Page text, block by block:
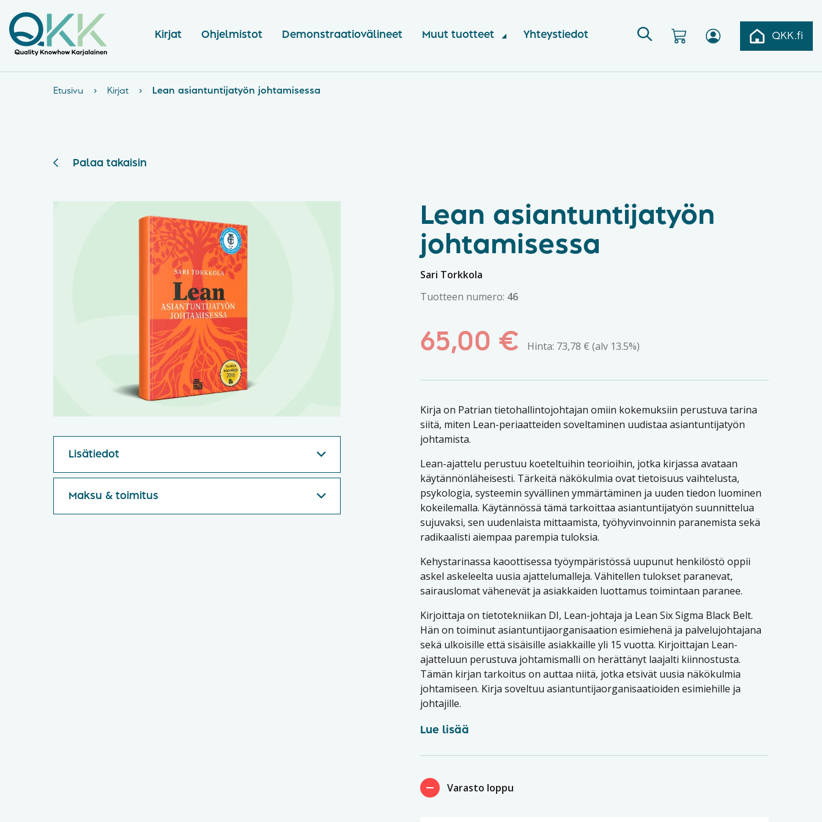
Kirjat Ohjelmistot Demonstraatiovälineet Muut tuotteet Yhteystiedot QKK.fi
Etusivu › Kirjat › Lean asiantuntijatyön johtamisessa
Palaa takaisin
Lisätiedot
Maksu & toimitus
Lean asiantuntijatyön
johtamisessa
Sari Torkkola
Tuotteen numero: 46
65,00 € Hinta: 73,78 € (alv 13.5%)
Kirja on Patrian tietohallintojohtajan omiin kokemuksiin perustuva tarina
siitä, miten Lean-periaatteiden soveltaminen uudistaa asiantuntijatyön
johtamista.
Lean-ajattelu perustuu koeteltuihin teorioihin, jotka kirjassa avataan
käytännönläheisesti. Tärkeitä näkökulmia ovat tietoisuus vaihtelusta,
psykologia, systeemin syvällinen ymmärtäminen ja uuden tiedon luominen
kokeilemalla. Käytännössä tämä tarkoittaa asiantuntijatyön suunnittelua
sujuvaksi, sen uudenlaista mittaamista, työhyvinvoinnin paranemista sekä
radikaalisti aiempaa parempia tuloksia.
Kehystarinassa kaoottisessa työympäristössä uupunut henkilöstö oppii
askel askeleelta uusia ajattelumalleja. Vähitellen tulokset paranevat,
sairauslomat vähenevät ja asiakkaiden luottamus toimintaan paranee.
Kirjoittaja on tietotekniikan DI, Lean-johtaja ja Lean Six Sigma Black Belt.
Hän on toiminut asiantuntijaorganisaation esimiehenä ja palvelujohtajana
sekä ulkoisille että sisäisille asiakkaille yli 15 vuotta. Kirjoittajan Lean-
ajatteluun perustuva johtamismalli on herättänyt laajalti kiinnostusta.
Tämän kirjan tarkoitus on auttaa niitä, jotka etsivät uusia näkökulmia
johtamiseen. Kirja soveltuu asiantuntijaorganisaatioiden esimiehille ja
johtajille.
Lue lisää
Varasto loppu